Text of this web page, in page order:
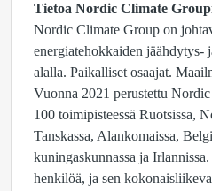
Tietoa Nordic Climate
Nordic Climate Group on
energiatehokkaiden jäähdytys-
alalla. Paikalliset osaajat.
Vuonna 2021 perustettu
100 toimipisteessä Ruotsissa,
Tanskassa, Alankomaissa,
kuningaskunnassa ja
henkilöä, ja sen